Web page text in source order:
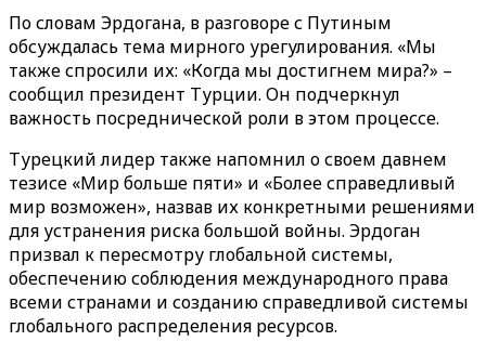
По словам Эрдогана, в разговоре с Путиным
обсуждалась тема мирного урегулирования. «Мы
также спросили их: «Когда мы достигнем мира?» –
сообщил президент Турции. Он подчеркнул
важность посреднической роли в этом процессе.
Турецкий лидер также напомнил о своем давнем
тезисе «Мир больше пяти» и «Более справедливый
мир возможен», назвав их конкретными решениями
для устранения риска большой войны. Эрдоган
призвал к пересмотру глобальной системы,
обеспечению соблюдения международного права
всеми странами и созданию справедливой системы
глобального распределения ресурсов.